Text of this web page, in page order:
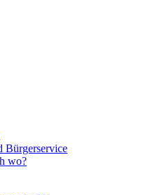
Bürgerservice
wo?